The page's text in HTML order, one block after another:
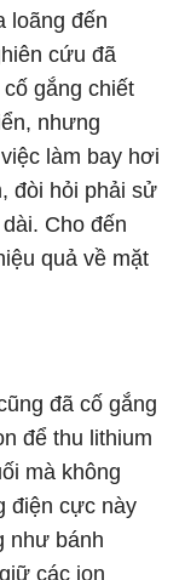
loãng đến
cứu đã
gắng chiết
nhưng
làm bay hơi
đòi hỏi phải sử
Cho đến
quả về mặt
đã cố gắng
để thu lithium
mà không
điện cực này
như bánh
các ion